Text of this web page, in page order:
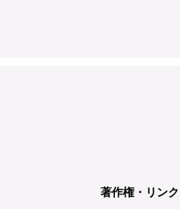
著作権・リン